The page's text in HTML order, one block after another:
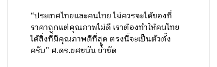
“ประเทศไทยและคนไทย ไม่ควรจะได้ของที่
ราคาถูกแต่คุณภาพไม่ดี เราต้องทำให้คนไทย
ได้สิ่งที่มีคุณภาพดีที่สุด ตรงนี้จะเป็นตัวตั้ง
ครับ” ศ.ดร.ยศชนัน ย้ำชัด